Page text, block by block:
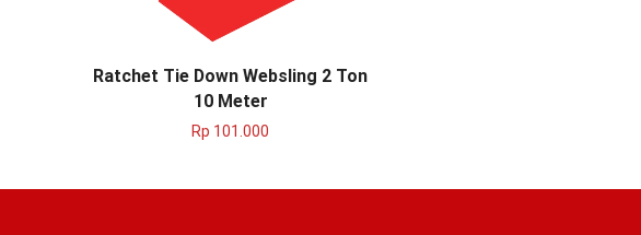
Ratchet Tie Down Websling 2 Ton
10 Meter
Rp 101.000